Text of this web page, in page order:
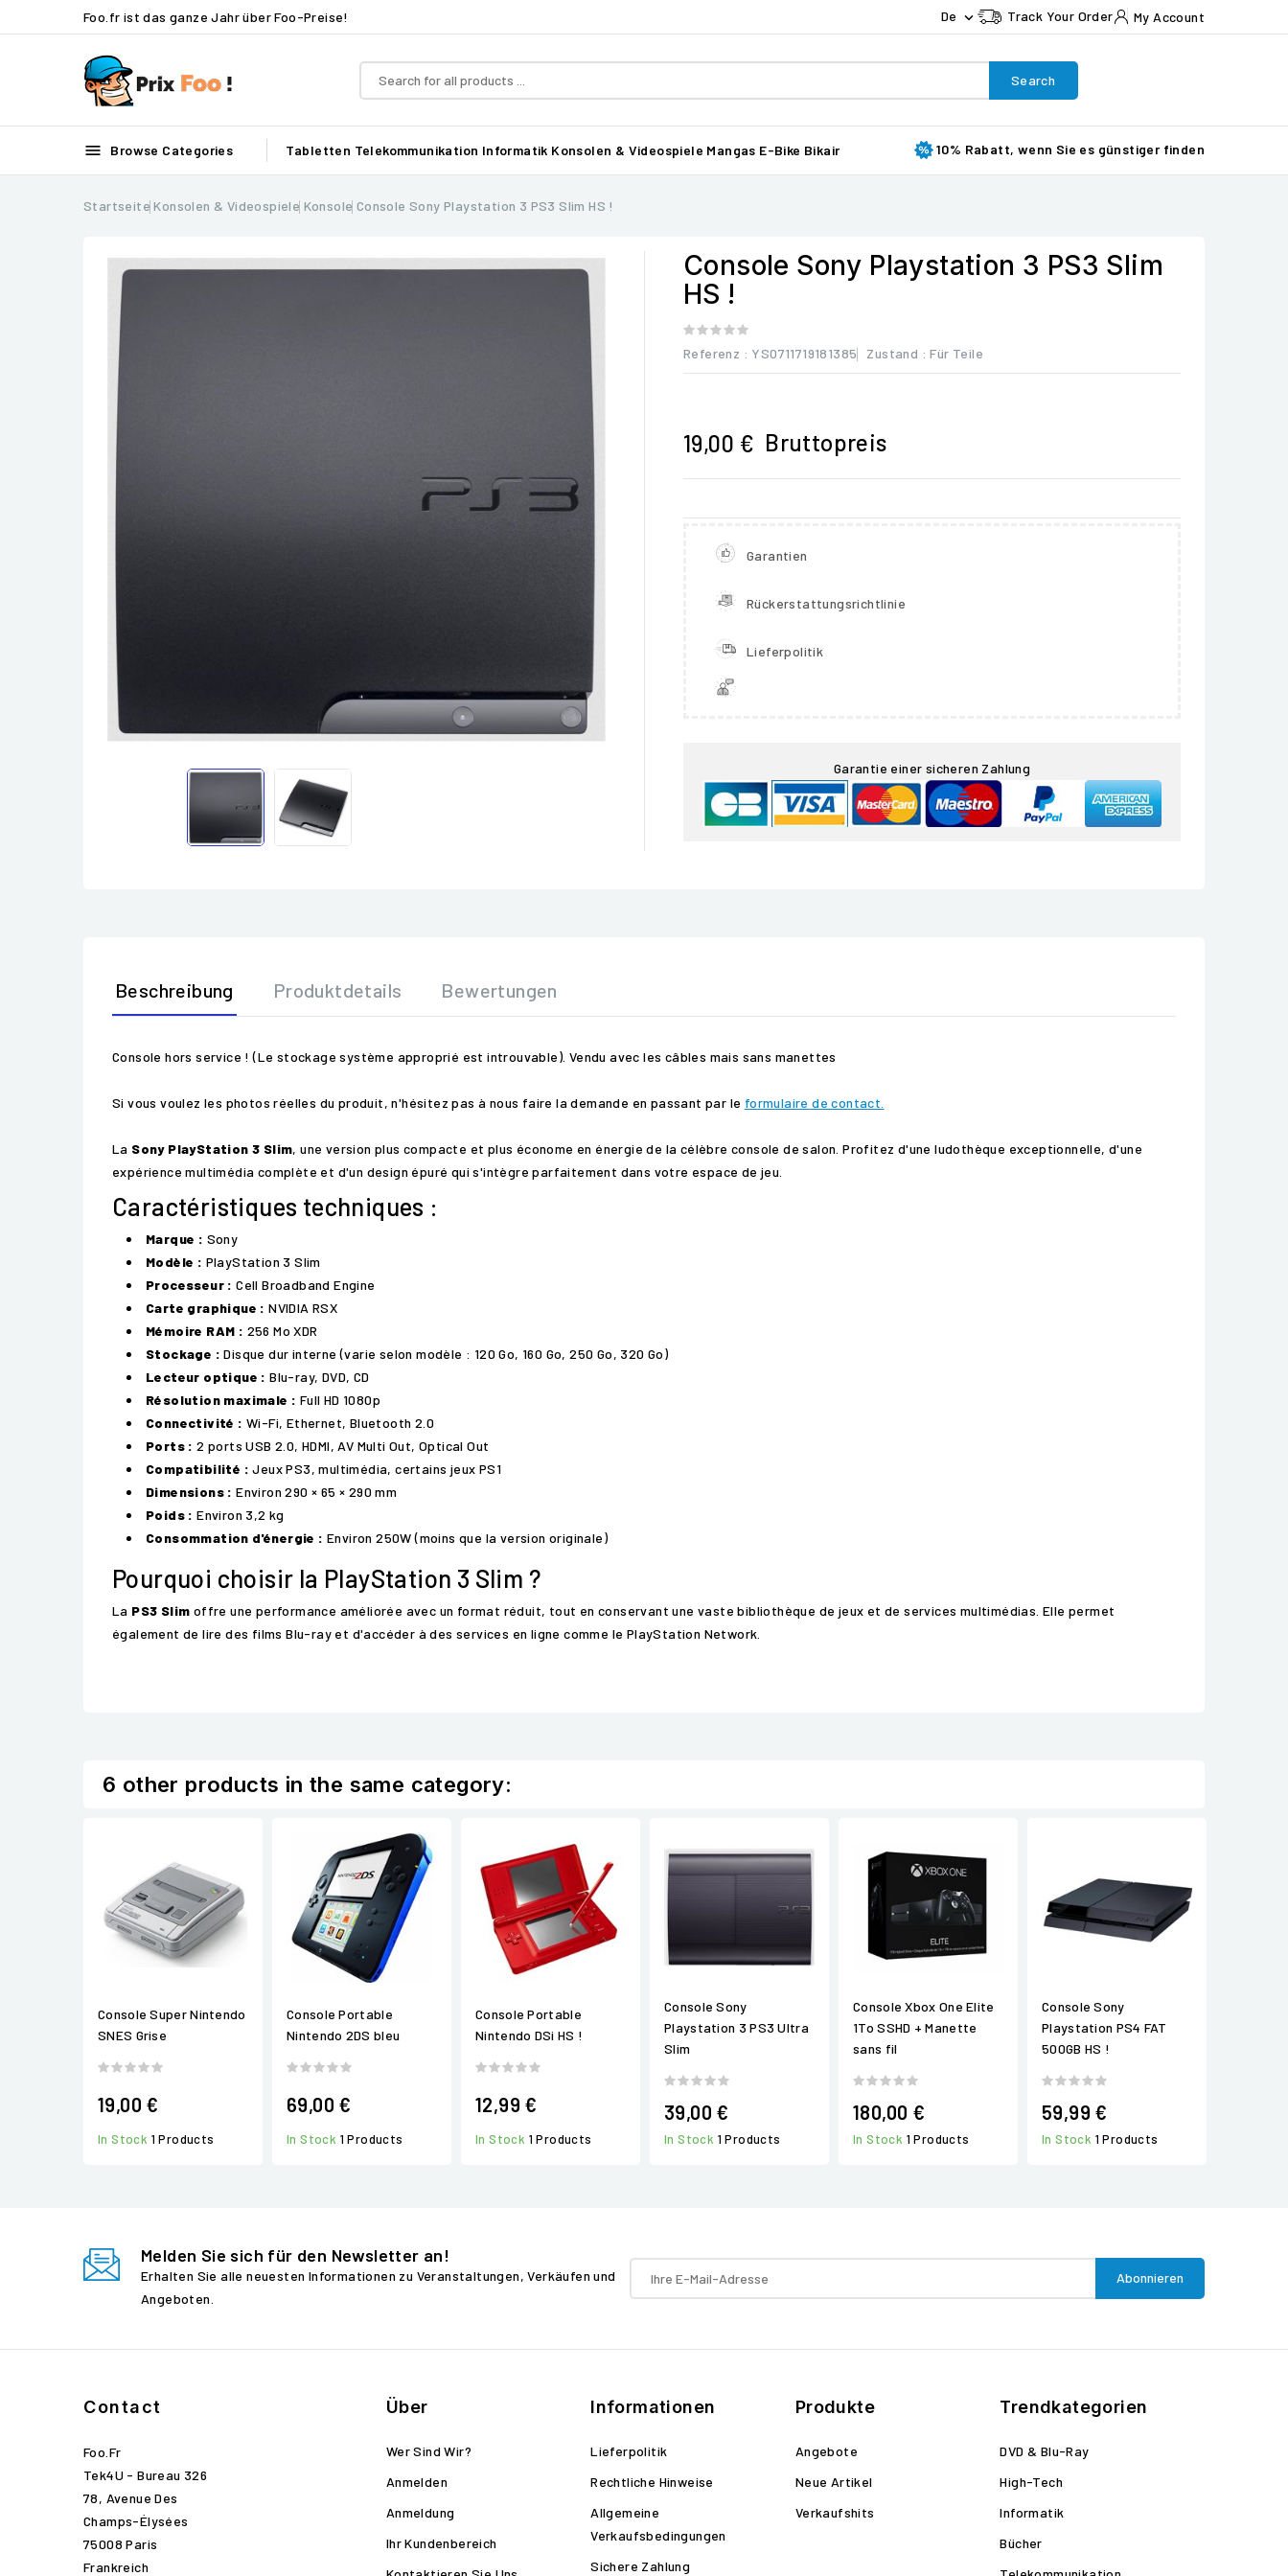
Foo.fr ist das ganze Jahr über Foo-Preise! De  Track Your Order My Account
Search
 Browse Categories Tabletten Telekommunikation Informatik Konsolen & Videospiele Mangas E-Bike Bikair 10% Rabatt, wenn Sie es günstiger finden
Startseite Konsolen & Videospiele Konsole Console Sony Playstation 3 PS3 Slim HS !

Console Sony Playstation 3 PS3 Slim
HS !
Referenz : YS0711719181385 Zustand : Für Teile
19,00 € Bruttopreis
Garantien
Rückerstattungsrichtlinie
Lieferpolitik
Garantie einer sicheren Zahlung
Beschreibung Produktdetails Bewertungen
Console hors service ! (Le stockage système approprié est introuvable). Vendu avec les câbles mais sans manettes
Si vous voulez les photos réelles du produit, n'hésitez pas à nous faire la demande en passant par le formulaire de contact.
La Sony PlayStation 3 Slim, une version plus compacte et plus économe en énergie de la célèbre console de salon. Profitez d'une ludothèque exceptionnelle, d'une
expérience multimédia complète et d'un design épuré qui s'intègre parfaitement dans votre espace de jeu.
Caractéristiques techniques :
Marque : Sony
Modèle : PlayStation 3 Slim
Processeur : Cell Broadband Engine
Carte graphique : NVIDIA RSX
Mémoire RAM : 256 Mo XDR
Stockage : Disque dur interne (varie selon modèle : 120 Go, 160 Go, 250 Go, 320 Go)
Lecteur optique : Blu-ray, DVD, CD
Résolution maximale : Full HD 1080p
Connectivité : Wi-Fi, Ethernet, Bluetooth 2.0
Ports : 2 ports USB 2.0, HDMI, AV Multi Out, Optical Out
Compatibilité : Jeux PS3, multimédia, certains jeux PS1
Dimensions : Environ 290 × 65 × 290 mm
Poids : Environ 3,2 kg
Consommation d'énergie : Environ 250W (moins que la version originale)
Pourquoi choisir la PlayStation 3 Slim ?
La PS3 Slim offre une performance améliorée avec un format réduit, tout en conservant une vaste bibliothèque de jeux et de services multimédias. Elle permet
également de lire des films Blu-ray et d'accéder à des services en ligne comme le PlayStation Network.
6 other products in the same category:
Console Super Nintendo
SNES Grise
19,00 €
In Stock 1 Products
Console Portable
Nintendo 2DS bleu
69,00 €
In Stock 1 Products
Console Portable
Nintendo DSi HS !
12,99 €
In Stock 1 Products
Console Sony
Playstation 3 PS3 Ultra
Slim
39,00 €
In Stock 1 Products
Console Xbox One Elite
1To SSHD + Manette
sans fil
180,00 €
In Stock 1 Products
Console Sony
Playstation PS4 FAT
500GB HS !
59,99 €
In Stock 1 Products
Melden Sie sich für den Newsletter an!
Erhalten Sie alle neuesten Informationen zu Veranstaltungen, Verkäufen und
Angeboten.
Contact
Foo.fr
Tek4U - Bureau 326
78, Avenue Des
Champs-Élysées
75008 Paris
Frankreich
Über
Wer Sind Wir?
Anmelden
Anmeldung
Ihr Kundenbereich
Informationen
Lieferpolitik
Rechtliche Hinweise
Allgemeine
Verkaufsbedingungen
Sichere Zahlung
Produkte
Angebote
Neue Artikel
Verkaufshits
Trendkategorien
DVD & Blu-Ray
High-Tech
Informatik
Bücher